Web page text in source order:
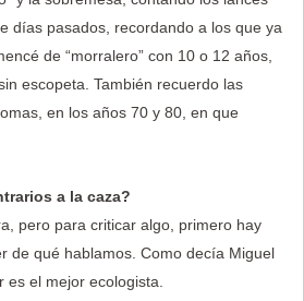
días pasados, recordando a los que ya
de “morralero” con 10 o 12 años,
escopeta. También recuerdo las
en los años 70 y 80, en que
a la caza?
pero para criticar algo, primero hay
de qué hablamos. Como decía Miguel
es el mejor ecologista.